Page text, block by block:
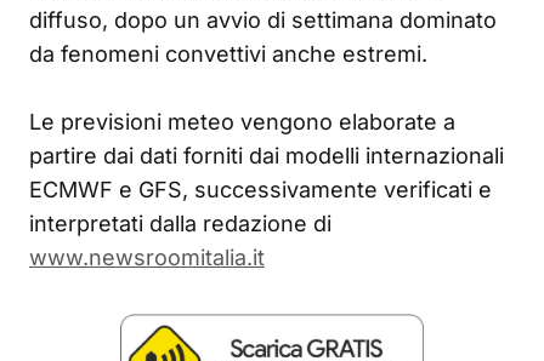
diffuso, dopo un avvio di settimana dominato
da fenomeni convettivi anche estremi.
Le previsioni meteo vengono elaborate a
partire dai dati forniti dai modelli internazionali
ECMWF e GFS, successivamente verificati e
interpretati dalla redazione di
www.newsroomitalia.it